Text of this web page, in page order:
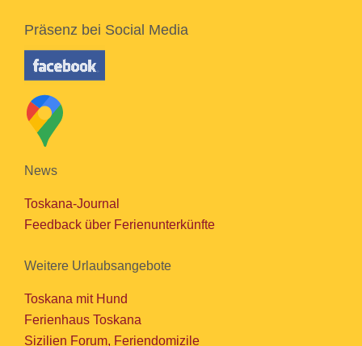
Präsenz bei Social Media
News
Toskana-Journal
Feedback über Ferienunterkünfte
Weitere Urlaubsangebote
Toskana mit Hund
Ferienhaus Toskana
Sizilien Forum, Feriendomizile